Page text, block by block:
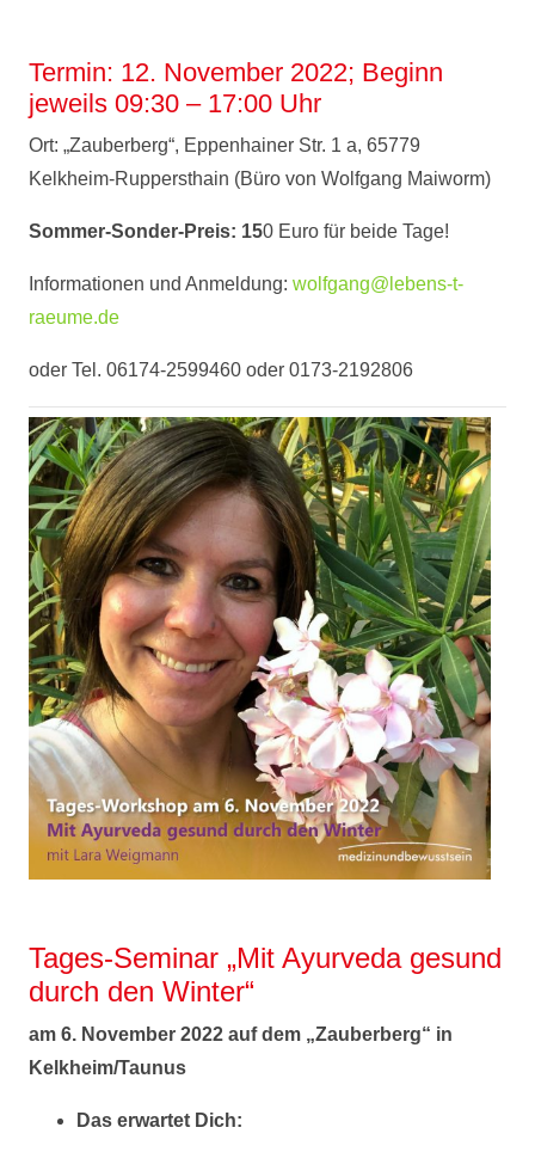
Termin: 12. November 2022; Beginn
jeweils 09:30 – 17:00 Uhr
Ort: „Zauberberg“, Eppenhainer Str. 1 a, 65779
Kelkheim-Ruppersthain (Büro von Wolfgang Maiworm)
Sommer-Sonder-Preis: 150 Euro für beide Tage!
Informationen und Anmeldung: wolfgang@lebens-t-
raeume.de
oder Tel. 06174-2599460 oder 0173-2192806
Tages-Seminar „Mit Ayurveda gesund
durch den Winter“
am 6. November 2022 auf dem „Zauberberg“ in
Kelkheim/Taunus
Das erwartet Dich: